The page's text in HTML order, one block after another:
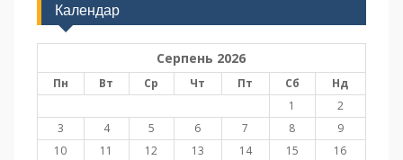
Календар
Серпень 2026
Пн Вт Ср Чт Пт Сб
Нд
1
2
3
4 5 6 7 8
9
10
11 12 13 14 15
16